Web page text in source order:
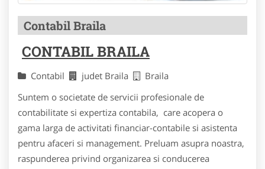
Contabil Braila
CONTABIL BRAILA
Contabil judet Braila
Braila
Suntem o societate de servicii profesionale de
contabilitate si expertiza contabila, care acopera o
gama larga de activitati financiar-contabile si asistenta
pentru afaceri si management. Preluam asupra noastra,
raspunderea privind organizarea si conducerea